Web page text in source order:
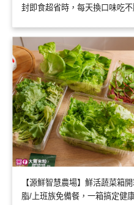
封即食超省時，每天換口味吃不
【源鮮智慧農場】鮮活蔬菜箱
脂/上班族免備餐，一箱搞定健